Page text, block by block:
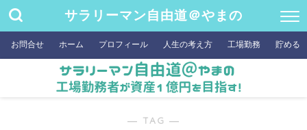
サラリーマン自由道＠やまの
お問合せ ホーム プロフィール 人生の考え方 工場勤務 貯める
― TAG ―